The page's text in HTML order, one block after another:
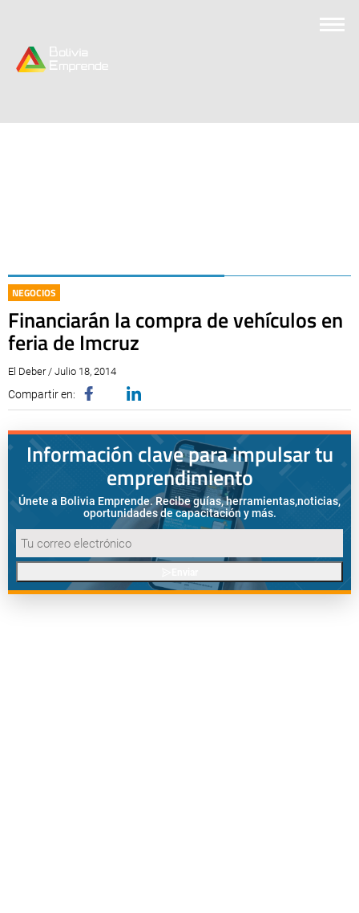
NEGOCIOS
Financiarán la compra de vehículos en
feria de Imcruz
El Deber / Julio 18, 2014
Compartir en:
Información clave para impulsar tu
emprendimiento
Únete a Bolivia Emprende. Recibe guías, herramientas,noticias,
oportunidades de capacitación y más.